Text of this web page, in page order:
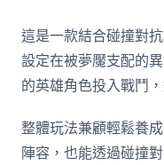
這是一款結合碰撞對
設定在被夢魘支配的
的英雄角色投入戰鬥
整體玩法兼顧輕鬆養
陣容，也能透過碰撞